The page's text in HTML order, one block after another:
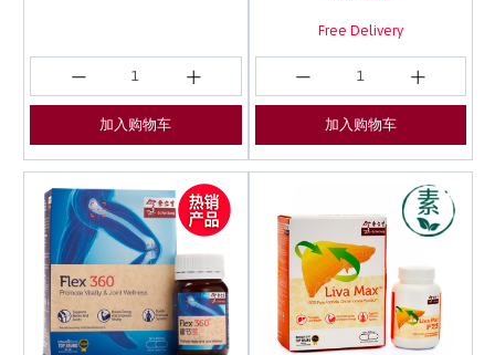
加入购物车
Free Delivery
登记享有EuRewards优惠！
加入购物车